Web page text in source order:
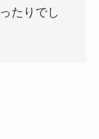
ながら動